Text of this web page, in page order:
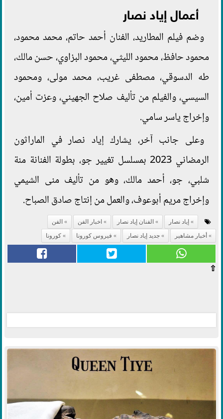
أعمال إياد نصار
وضم فيلم المطاريد، الفنان أحمد حاتم، محمد محمود،
محمود حافظ، محمود الليثي، محمود البزاوي، حسن مالك،
طه الدسوقي، مصطفى غريب، محمد مولى، ومحمود
السيسي، والفيلم من تأليف صلاح الجهيني، وعزت أمين،
وإخراج ياسر سامي.
وعلى جانب آخر، يشارك إياد نصار في الماراثون
الرمضاني 2023 بمسلسل تغيير جو، بطولة الفنانة منة
شلبي، جو، أحمد مالك، وهو من تأليف منى الشيمي
وإخراج مريم أبوعوف، والعمل من إنتاج صادق الصباح.
إياد نصار الفنان إياد نصار اخبار الفن
الفن
أخبار مشاهير
جديد إياد نصار فيروس كورونا كورونا
⇧